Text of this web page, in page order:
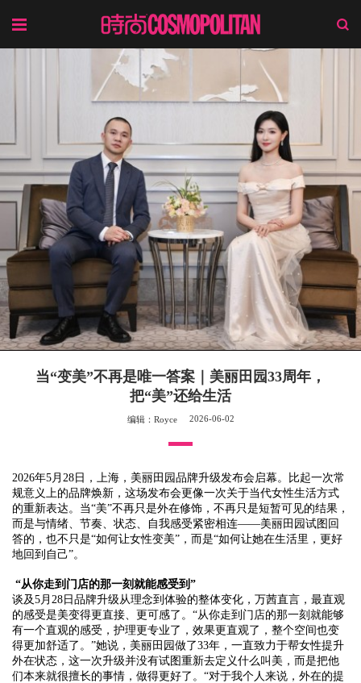
当“变美”不再是唯一答案｜美丽田园33周年，
把“美”还给生活
编辑：Royce 2026-06-02
2026年5月28日，上海 ， 美丽田园品牌升级发布会启幕。比起一次常
规意义上的品牌焕新，这场发布会更像一次关于当代女性生活方式
的重新表达。当“美”不再只是外在修饰，不再只是短暂可见的结果，
而是与情绪、节奏、状态、自我感受紧密相连——美丽田园试图回
答的，也不只是“如何让女性变美”，而是“如何让她在生活里，更好
地回到自己”。
“从你走到门店的那一刻就能感受到”
谈及5月28日品牌升级从理念到体验的整体变化，万茜直言，最直观
的感受是美变得更直接、更可感了。“从你走到门店的那一刻就能够
有一个直观的感受，护理更专业了，效果更直观了，整个空间也变
得更加舒适了。”她说，美丽田园做了33年，一直致力于帮女性提升
外在状态，这一次升级并没有试图重新去定义什么叫美，而是把他
们本来就很擅长的事情，做得更好了。“对于我个人来说，外在的提